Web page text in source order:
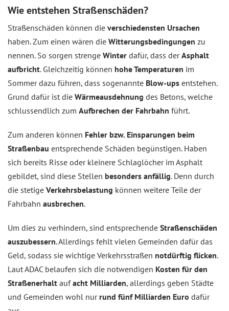
Wie entstehen Straßenschäden?
Straßenschäden können die verschiedensten Ursachen
haben. Zum einen wären die Witterungsbedingungen zu
nennen. So sorgen strenge Winter dafür, dass derAsphalt
aufbricht. Gleichzeitig können hohe Temperaturen im
Sommer dazu führen, dass sogenannte Blow-ups entstehen.
Grund dafür ist die Wärmeausdehnung des Betons, welche
schlussendlich zum Aufbrechen der Fahrbahn führt.
Zum anderen können Fehler bzw. Einsparungen beim
Straßenbau entsprechende Schäden begünstigen. Haben
sich bereits Risse oder kleinere Schlaglöcher im Asphalt
gebildet, sind diese Stellen besonders anfällig. Denn durch
die stetige Verkehrsbelastung können weitere Teile der
Fahrbahn ausbrechen.
Um dies zu verhindern, sind entsprechende Straßenschäden
auszubessern. Allerdings fehlt vielen Gemeinden dafür das
Geld, sodass sie wichtige Verkehrsstraßen notdürftig flicken.
Laut ADAC belaufen sich die notwendigen Kosten für den
Straßenerhalt aufacht Milliarden, allerdings geben Städte
und Gemeinden wohl nur rund fünf Milliarden Euro dafür